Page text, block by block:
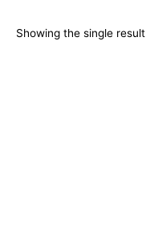
Showing the single result